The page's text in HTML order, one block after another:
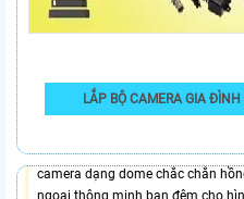
LẮP BỘ CAMERA GIA
6,500,000 VNĐ
phân giải 5MP giám sát từ xa qua
camera dạng dome chắc chắn